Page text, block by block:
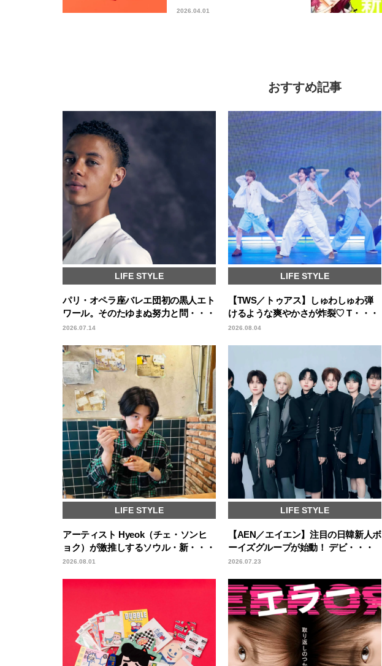
2026.04.01
おすすめ記事
LIFE STYLE
パリ・オペラ座バレエ団初の黒人エト
ワール。そのたゆまぬ努力と問・・・
2026.07.14
LIFE STYLE
【TWS／トゥアス】しゅわしゅわ弾
けるような爽やかさが炸裂♡ T・・・
2026.08.04
LIFE STYLE
アーティスト Hyeok（チェ・ソンヒ
ョク）が激推しするソウル・新・・・
2026.08.01
LIFE STYLE
【AEN／エイエン】注目の日韓新人ボ
ーイズグループが始動！ デビ・・・
2026.07.23